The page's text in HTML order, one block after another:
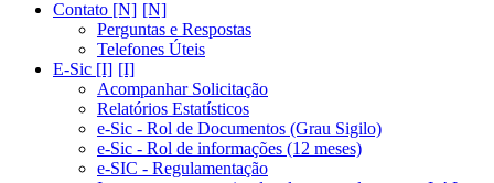
Contato [N]
Perguntas e Respostas
Telefones Úteis
E-Sic [I]
Acompanhar Solicitação
Relatórios Estatísticos
e-Sic - Rol de Documentos (Grau Sigilo)
e-Sic - Rol de informações (12 meses)
e-SIC - Regulamentação